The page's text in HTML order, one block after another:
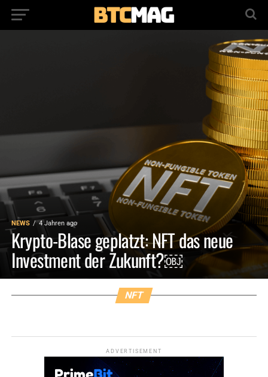
NEWS 4 Jahren ago
Krypto-Blase geplatzt: NFT das neue
Investment der Zukunft?￼
NFT
ADVERTISEMENT